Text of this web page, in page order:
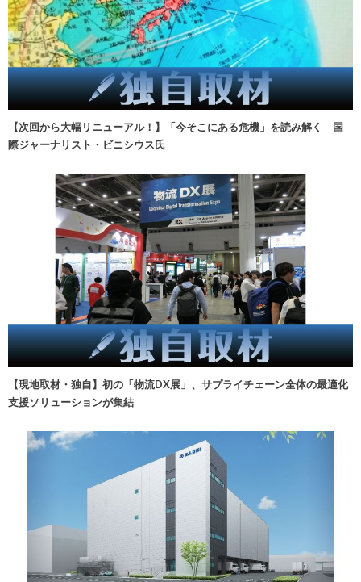
【次回から大幅リニューアル！】「今そこにある危機」を読み解く 国
際ジャーナリスト・ビニシウス氏
【現地取材・独自】初の「物流DX展」、サプライチェーン全体の最適化
支援ソリューションが集結